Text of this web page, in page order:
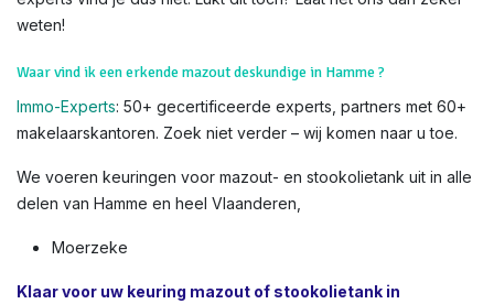
weten!
Waar vind ik een erkende mazout deskundige in Hamme ?
Immo-Experts: 50+ gecertificeerde experts, partners met 60+
makelaarskantoren. Zoek niet verder – wij komen naar u toe.
We voeren keuringen voor mazout- en stookolietank uit in alle
delen van Hamme en heel Vlaanderen,
Moerzeke
Klaar voor uw keuring mazout of stookolietank in